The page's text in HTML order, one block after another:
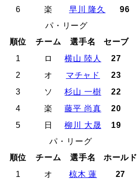
6 楽 早川 隆久
96
パ・リーグ
順位
チーム 選手名
セーブ
1
ロ 横山 陸人
27
2
オ マチャド
23
3
ソ 杉山 一樹
22
4
楽 藤平 尚真
20
5
日 柳川 大晟
19
パ・リーグ
順位
チーム 選手名
ホールド
1
オ 椋木 蓮
27